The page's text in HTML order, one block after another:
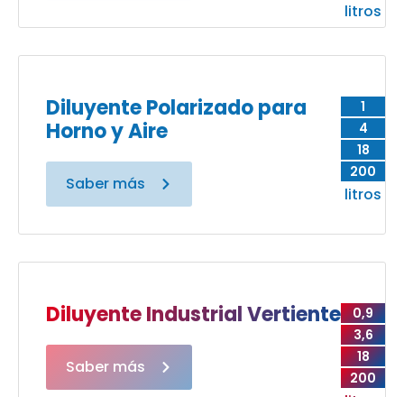
litros
1
4
18
200
litros
Diluyente Polarizado para
Horno y Aire
Saber más
0,9
3,6
18
200
Diluyente Industrial Vertiente
Saber más